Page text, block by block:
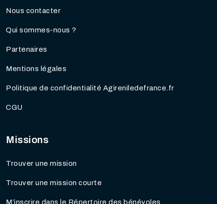
Nous contacter
Qui sommes-nous ?
Partenaires
Mentions légales
Politique de confidentialité Agireniledefrance.fr
CGU
Missions
Trouver une mission
Trouver une mission courte
M’inscrire dans le Répertoire des bénévoles